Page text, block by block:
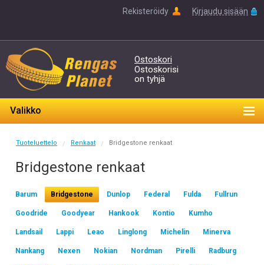
Rekisteröidy Kirjaudu sisään
Ostoskori
Ostoskorisi
on tyhjä
Valikko
Tuoteluettelo / Renkaat / Bridgestone renkaat
Bridgestone renkaat
Barum Bridgestone Dunlop Federal Fulda Fullrun
Goodride Goodyear Hankook Kontio Kumho
Landsail Lappi Leao Linglong Michelin Minerva
Nankang Nexen Nokian Nordman Pirelli Radburg